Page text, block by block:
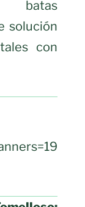
batas
solución
con